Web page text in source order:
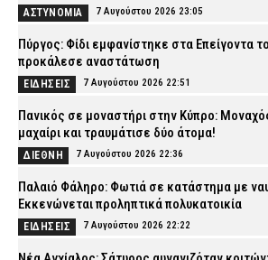
ΑΣΤΥΝΟΜΙΑ 7 Αυγούστου 2026 23:05
Πύργος: Φίδι εμφανίστηκε στα Επείγοντα
προκάλεσε αναστάτωση
ΕΙΔΗΣΕΙΣ 7 Αυγούστου 2026 22:51
Πανικός σε μοναστήρι στην Κύπρο:
μαχαίρι και τραυμάτισε δύο άτομα!
ΔΙΕΘΝΗ 7 Αυγούστου 2026 22:36
Παλαιό Φάληρο: Φωτιά σε κατάστημα με
Εκκενώνεται προληπτικά πολυκατοικία
ΕΙΔΗΣΕΙΣ 7 Αυγούστου 2026 22:22